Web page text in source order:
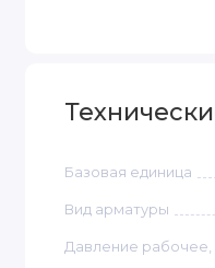
Базовая единица
Вид арматуры
Давление рабочее,